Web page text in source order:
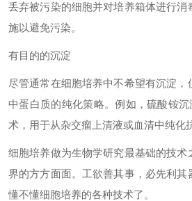
丢弃被污染的细胞并对培养箱体进行消
施以避免污染。
有目的的沉淀
尽管通常在细胞培养中不希望有沉淀，
中蛋白质的纯化策略。例如，硫酸铵
术，用于从杂交瘤上清液或血清中纯化
细胞培养做为生物学研究最基础的技术
界的方方面面。工欲善其事，必先利其
懂不懂细胞培养的各种技术了。